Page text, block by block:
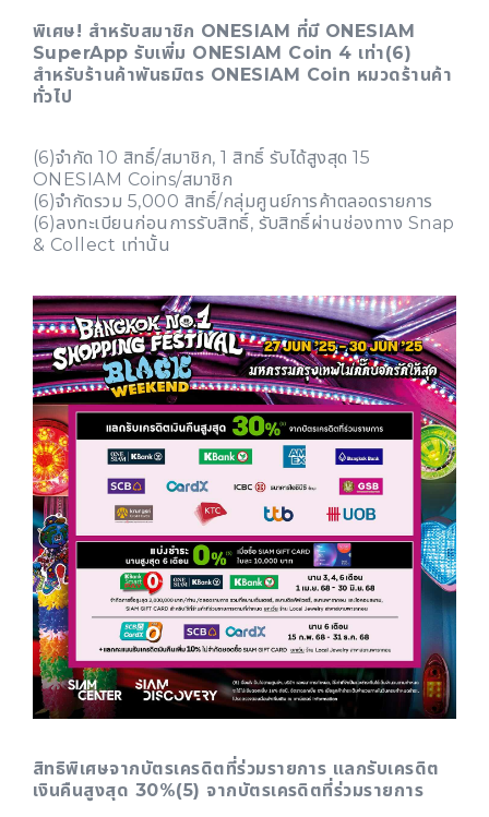
พิเศษ! สำหรับสมาชิก ONESIAM ที่มี ONESIAM
SuperApp รับเพิ่ม ONESIAM Coin 4 เท่า(6)
สำหรับร้านค้าพันธมิตร ONESIAM Coin หมวดร้านค้า
ทั่วไป
(6)จำกัด 10 สิทธิ์/สมาชิก, 1 สิทธิ์ รับได้สูงสุด 15
ONESIAM Coins/สมาชิก
(6)จำกัดรวม 5,000 สิทธิ์/กลุ่มศูนย์การค้าตลอดรายการ
(6)ลงทะเบียนก่อนการรับสิทธิ์, รับสิทธิ์ผ่านช่องทาง Snap
& Collect เท่านั้น
สิทธิพิเศษจากบัตรเครดิตที่ร่วมรายการ แลกรับเครดิต
เงินคืนสูงสุด 30%(5) จากบัตรเครดิตที่ร่วมรายการ